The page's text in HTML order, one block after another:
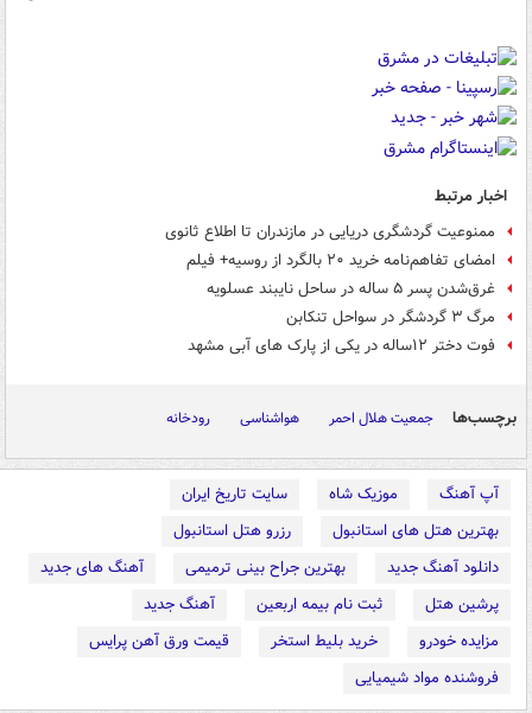
اخبار مرتبط
ممنوعیت گردشگری دریایی در مازندران تا اطلاع ثانوی
امضای تفاهم‌نامه خرید ۲۰ بالگرد از روسیه+ فیلم
غرق‌شدن پسر ۵ ساله در ساحل نایبند عسلویه
مرگ ۳ گردشگر در سواحل تنکابن‌
فوت دختر ۱۲ساله در یکی از پارک های آبی مشهد
برچسب‌ها جمعیت هلال احمر هواشناسی رودخانه
آپ آهنگ موزیک شاه
سایت تاریخ ایران
بهترین هتل های استانبول
رزرو هتل استانبول
دانلود آهنگ جدید
بهترین جراح بینی ترمیمی
آهنگ های جدید
پرشین هتل
ثبت نام بیمه اربعین
آهنگ جدید
مزایده خودرو
خرید بلیط استخر
قیمت ورق آهن پرایس
فروشنده مواد شیمیایی